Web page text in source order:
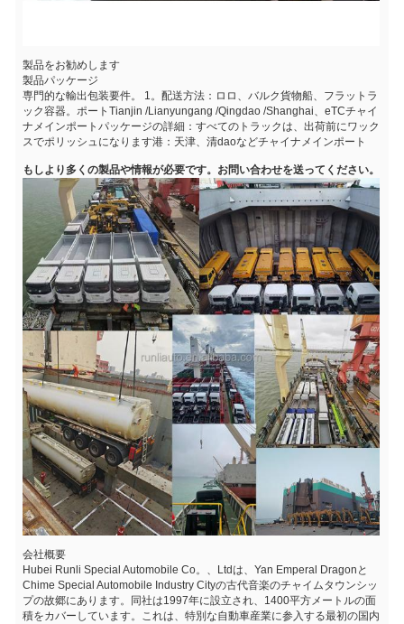
製品をお勧めします
製品パッケージ
専門的な輸出包装要件。 1。 配送方法：ロロ、バルク貨物船、フラットラ
ック容器。ポートTianjin /Lianyungang /Qingdao /Shanghai、eTCチャイ
ナメインポート パッケージの詳細：すべてのトラックは、出荷前にワック
スでポリッシュになります港：天津、清daoなどチャイナメインポート
もしより多くの製品や情報が必要です。お問い合わせを送ってください。
会社概要
Hubei Runli Special Automobile Co。、Ltdは、Yan Emperal Dragonと
Chime Special Automobile Industry Cityの古代音楽のチャイムタウンシッ
プの故郷にあります。同社は1997年に設立され、1400平方メートルの面
積をカバーしています。これは、特別な自動車産業に参入する最初の国内